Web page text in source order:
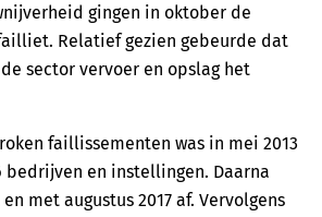
gingen in oktober de
Relatief gezien gebeurde dat
sector vervoer en opslag het
faillissementen was in mei 2013
bedrijven en instellingen. Daarna
met augustus 2017 af. Vervolgens